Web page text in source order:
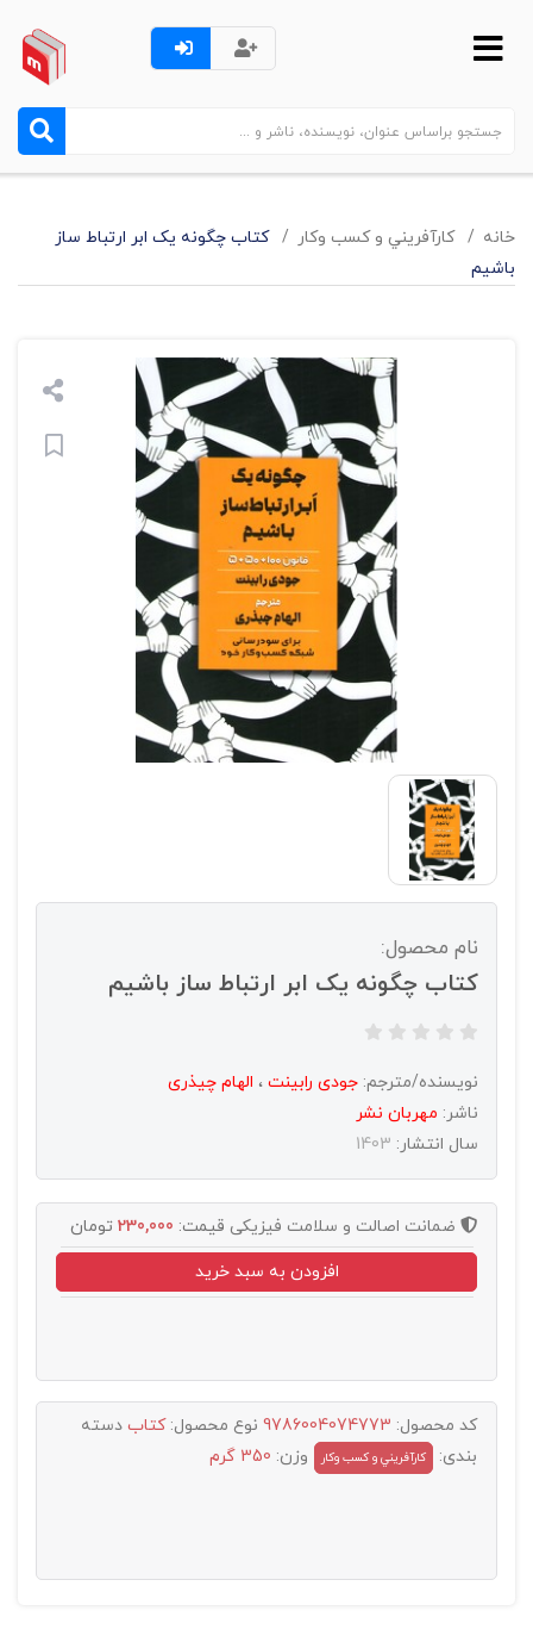
خانه کارآفريني و کسب وکار
کتاب چگونه یک ابر ارتباط ساز
باشیم
نام محصول:
کتاب چگونه یک ابر ارتباط ساز باشیم
نویسنده/مترجم: جودی رابینت ، الهام چیذری
ناشر: مهربان نشر
سال انتشار: 1403
ضمانت اصالت و سلامت فیزیکی قیمت: 230,000 تومان
افزودن به سبد خرید
کد محصول: 9786004074773 نوع محصول:کتاب دسته
بندی:
کارآفريني و کسب وکار وزن: 350 گرم